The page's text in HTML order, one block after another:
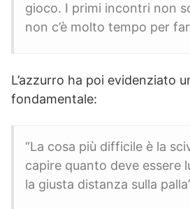
gioco. I primi incontri non
non c’è molto tempo per
L’azzurro ha poi evidenziato
fondamentale:
“La cosa più difficile è la
capire quanto deve essere
la giusta distanza sulla